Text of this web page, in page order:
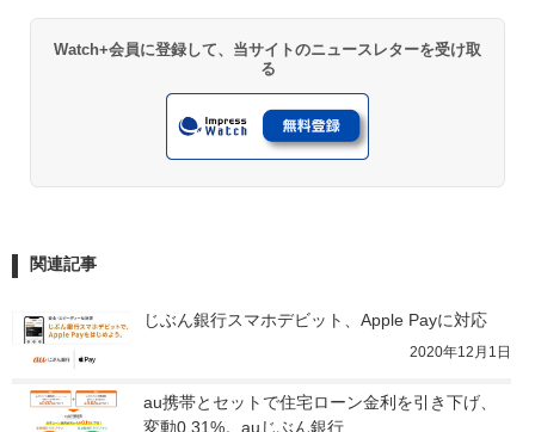
Watch+会員に登録して、当サイトのニュースレターを受け取
る
関連記事
じぶん銀行スマホデビット、Apple Payに対応
2020年12月1日
au携帯とセットで住宅ローン金利を引き下げ、
変動0.31%。auじぶん銀行